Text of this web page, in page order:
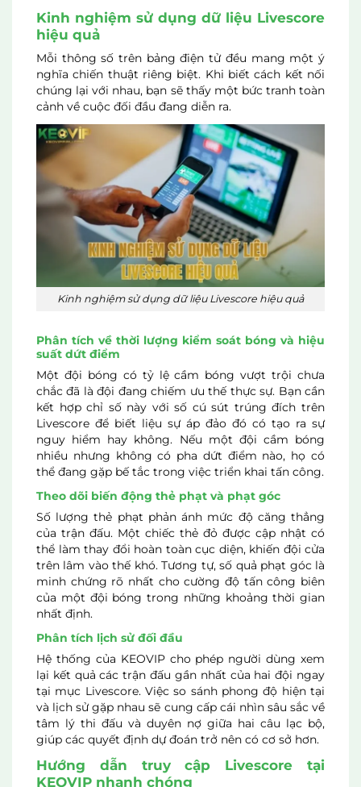
Kinh nghiệm sử dụng dữ liệu Livescore
hiệu quả
Mỗi thông số trên bảng điện tử đều mang một ý
nghĩa chiến thuật riêng biệt. Khi biết cách kết nối
chúng lại với nhau, bạn sẽ thấy một bức tranh toàn
cảnh về cuộc đối đầu đang diễn ra.
Kinh nghiệm sử dụng dữ liệu Livescore hiệu quả
Phân tích về thời lượng kiểm soát bóng và hiệu
suất dứt điểm
Một đội bóng có tỷ lệ cầm bóng vượt trội chưa
chắc đã là đội đang chiếm ưu thế thực sự. Bạn cần
kết hợp chỉ số này với số cú sút trúng đích trên
Livescore để biết liệu sự áp đảo đó có tạo ra sự
nguy hiểm hay không. Nếu một đội cầm bóng
nhiều nhưng không có pha dứt điểm nào, họ có
thể đang gặp bế tắc trong việc triển khai tấn công.
Theo dõi biến động thẻ phạt và phạt góc
Số lượng thẻ phạt phản ánh mức độ căng thẳng
của trận đấu. Một chiếc thẻ đỏ được cập nhật có
thể làm thay đổi hoàn toàn cục diện, khiến đội cửa
trên lâm vào thế khó. Tương tự, số quả phạt góc là
minh chứng rõ nhất cho cường độ tấn công biên
của một đội bóng trong những khoảng thời gian
nhất định.
Phân tích lịch sử đối đầu
Hệ thống của KEOVIP cho phép người dùng xem
lại kết quả các trận đấu gần nhất của hai đội ngay
tại mục Livescore. Việc so sánh phong độ hiện tại
và lịch sử gặp nhau sẽ cung cấp cái nhìn sâu sắc về
tâm lý thi đấu và duyên nợ giữa hai câu lạc bộ,
giúp các quyết định dự đoán trở nên có cơ sở hơn.
Hướng dẫn truy cập Livescore tại
KEOVIP nhanh chóng